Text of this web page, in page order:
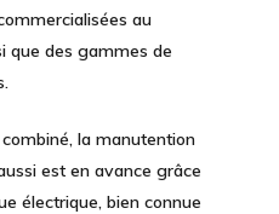
au
que des gammes de
la manutention
est en avance grâce
électrique, bien connue